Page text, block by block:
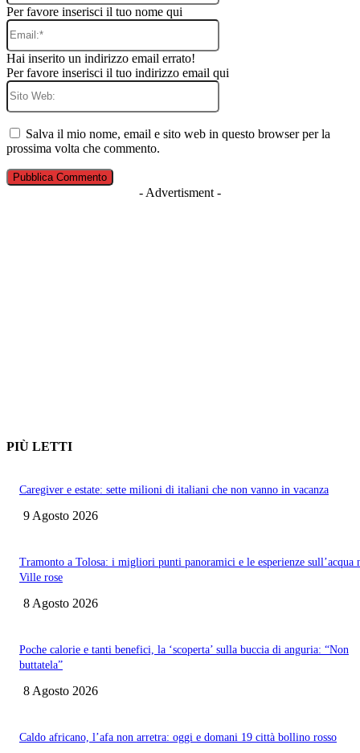
Per favore inserisci il tuo nome qui
Email:*
Hai inserito un indirizzo email errato!
Per favore inserisci il tuo indirizzo email qui
Sito
Salva il mio nome, email e sito web in questo browser per la
prossima volta che commento.
- Advertisment -
PIÙ LETTI
Caregiver e estate: sette milioni di italiani che non vanno in vacanza
9 Agosto 2026
Tramonto a Tolosa: i migliori punti panoramici e le esperienze sull’acqua
Ville rose
8 Agosto 2026
Poche calorie e tanti benefici, la ‘scoperta’ sulla buccia di anguria: “Non
buttatela”
8 Agosto 2026
Caldo africano, l’afa non arretra: oggi e domani 19 città bollino rosso